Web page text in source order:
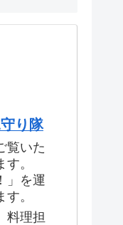
り隊
覧いた
。
」を運
。
料理担